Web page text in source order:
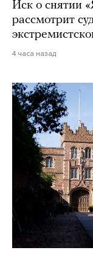
Иск о снятии
рассмотрит
4 часа назад